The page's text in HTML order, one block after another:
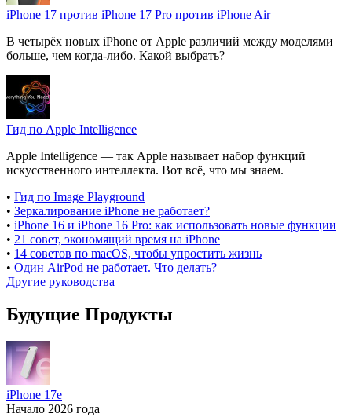
iPhone 17 против iPhone 17 Pro против iPhone Air
В четырёх новых iPhone от Apple различий между моделями
больше, чем когда-либо. Какой выбрать?
Гид по Apple Intelligence
Apple Intelligence — так Apple называет набор функций
искусственного интеллекта. Вот всё, что мы знаем.
• Гид по Image Playground
• Зеркалирование iPhone не работает?
• iPhone 16 и iPhone 16 Pro: как использовать новые функции
• 21 совет, экономящий время на iPhone
• 14 советов по macOS, чтобы упростить жизнь
• Один AirPod не работает. Что делать?
Другие руководства
Будущие Продукты
iPhone 17e
Начало 2026 года